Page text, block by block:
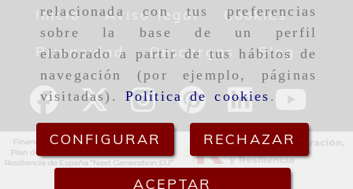
relacionada con tus preferencias
sobre la base de un perfil
elaborado a partir de tus hábitos de
navegación (por ejemplo, páginas
visitadas). Política de cookies .
CONFIGURAR RECHAZAR
ACEPTAR
Inicio Aviso legal Cookies
Privacidad Descargas Blog